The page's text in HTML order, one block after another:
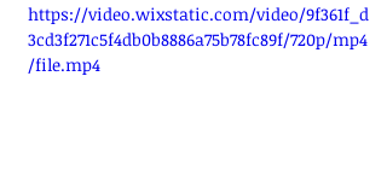
https://video.wixstatic.com/video/9f361f_d
3cd3f271c5f4db0b8886a75b78fc89f/720p/mp4
/file.mp4